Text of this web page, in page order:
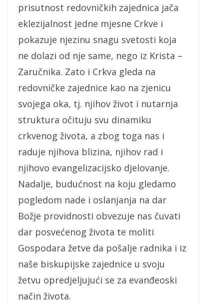
prisutnost redovničkih zajednica jača
eklezijalnost jedne mjesne Crkve i
pokazuje njezinu snagu svetosti koja
ne dolazi od nje same, nego iz Krista –
Zaručnika. Zato i Crkva gleda na
redovničke zajednice kao na zjenicu
svojega oka, tj. njihov život i nutarnja
struktura očituju svu dinamiku
crkvenog života, a zbog toga nas i
raduje njihova blizina, njihov rad i
njihovo evangelizacijsko djelovanje.
Nadalje, budućnost na koju gledamo
pogledom nade i oslanjanja na dar
Božje providnosti obvezuje nas čuvati
dar posvećenog života te moliti
Gospodara žetve da pošalje radnika i iz
naše biskupijske zajednice u svoju
žetvu opredjeljujući se za evanđeoski
način života.